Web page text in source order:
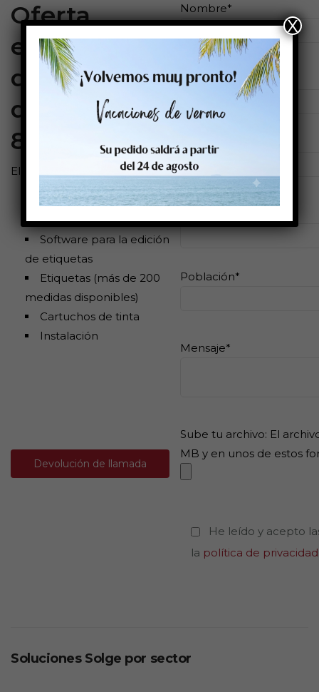
Oferta
especial
descuento
de hasta
800€
El pack incluye:
Impresora de etiquetas
a color
Software para la edición
de etiquetas
Etiquetas (más de 200
medidas disponibles)
Cartuchos de tinta
Instalación
Devolución de llamada
Nombre*
Teléfono*
Empresa*
Población*
Mensaje*
Sube tu archivo: El
MB y en unos de estos
He leído y acepto
la política de privacidad
Soluciones Solge por sector
X